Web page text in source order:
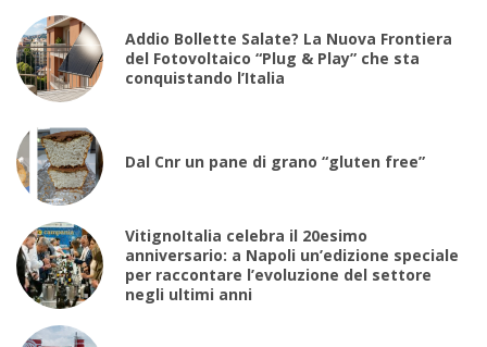
Addio Bollette Salate? La Nuova Frontiera
del Fotovoltaico “Plug & Play” che sta
conquistando l’Italia
Dal Cnr un pane di grano “gluten free”
VitignoItalia celebra il 20esimo
anniversario: a Napoli un’edizione speciale
per raccontare l’evoluzione del settore
negli ultimi anni